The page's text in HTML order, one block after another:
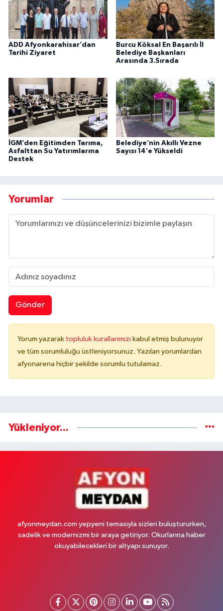
ADD Afyonkarahisar’dan
Tarihi Ziyaret
Burcu Köksal En Başarılı İl
Belediye Başkanları
Arasında 3.Sırada
İGM’den Eğitimden Tarıma,
Asfalttan Su Yatırımlarına
Destek
Belediye’nin Akıllı Vezne
Sayısı 14'e Yükseldi
Yorumlar
Gönder
Yorum yazarak topluluk kurallarımızı kabul etmiş bulunuyor
ve tüm sorumluluğu üstleniyorsunuz. Yazılan yorumlardan
afyonarena hiçbir şekilde sorumlu tutulamaz.
Yükleniyor...
afyonmeydan.com yepyeni temasıyla sizleri buluştururken,
sadelik ve modernizmi bir araya getiriyor. Okurlarına haber
okuyabilecekleri bir altyapı sunuyor.